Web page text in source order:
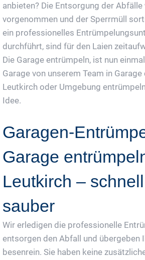
anbieten? Die Entsorgung der
vorgenommen und der Sperrmüll
ein professionelles
durchführt, sind für den Laien
Die Garage entrümpeln, ist nun
Garage von unserem Team in
Leutkirch oder Umgebung
Idee.
Garagen-
Garage
Leutkirch –
sauber
Wir erledigen die professionelle
entsorgen den Abfall und übergeben
besenrein. Sie haben keine